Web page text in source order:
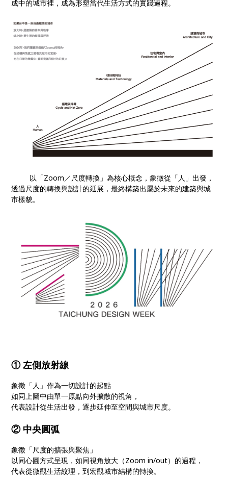
成中的城市裡，成為形塑當代生活方式的實踐過程。
以「Zoom／尺度轉換」為核心概念，象徵從「人」出發，
透過尺度的轉換與設計的延展，最終構築出屬於未來的建築與城
市樣貌。
① 左側放射線
象徵「人」作為一切設計的起點
如同上圖中由單一原點向外擴散的視角，
代表設計從生活出發，逐步延伸至空間與城市尺度。
② 中央圓弧
象徵「尺度的擴張與聚焦」
以同心圓方式呈現，如同視角放大（Zoom in/out）的過程，
代表從微觀生活紋理，到宏觀城市結構的轉換。